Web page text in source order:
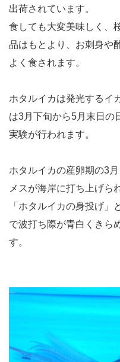
出荷されています。
食しても大変美味しく、
品はもとより、お刺身や
よく食されます。
ホタルイカは発光するイ
は3月下旬から5月末日の
実験が行われます。
ホタルイカの産卵期の3
メスが海岸に打ち上げら
「ホタルイカの身投げ
で波打ち際が青白くきら
す。